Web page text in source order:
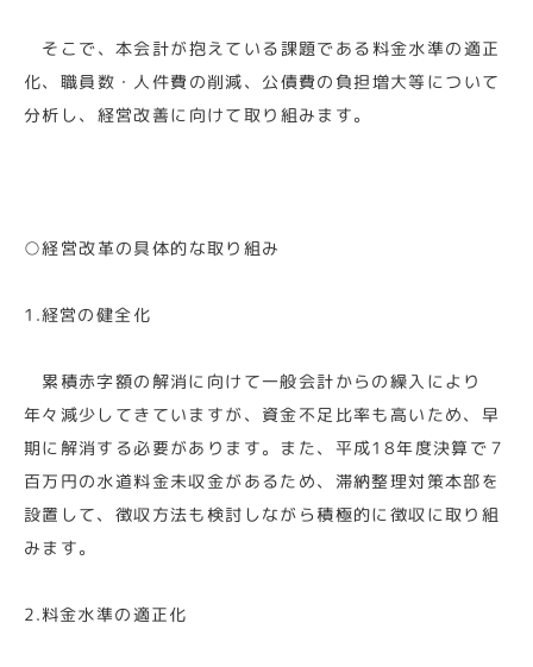
そこで、本会計が抱えている課題である料金水準の適正
化、職員数・人件費の削減、公債費の負担増大等について
分析し、経営改善に向けて取り組みます。
○経営改革の具体的な取り組み
1.経営の健全化
累積赤字額の解消に向けて一般会計からの繰入により
年々減少してきていますが、資金不足比率も高いため、早
期に解消する必要があります。また、平成18年度決算で７
百万円の水道料金未収金があるため、滞納整理対策本部を
設置して、徴収方法も検討しながら積極的に徴収に取り組
みます。
2.料金水準の適正化